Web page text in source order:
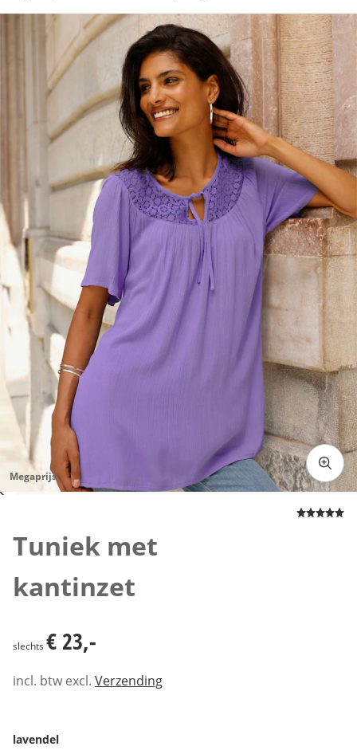
Megaprijs
Tuniek met
kantinzet
slechts € 23,-
incl. btw excl. Verzending
lavendel